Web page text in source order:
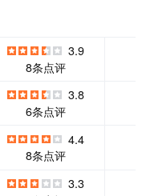
3.9
8条点评
3.8
6条点评
4.4
8条点评
3.3